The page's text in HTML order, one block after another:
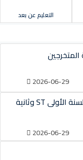
التعليم عن بعد
المتخرجين
2026-06-29
إعلان خاص بطلبة السنة الأولى ST وثانية
2026-06-29